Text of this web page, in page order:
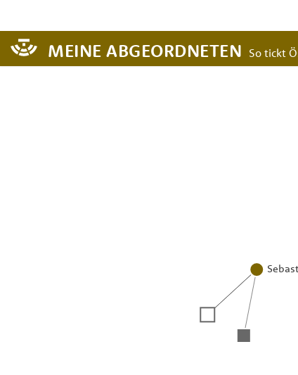
MEINE ABGEORDNETEN So tickt